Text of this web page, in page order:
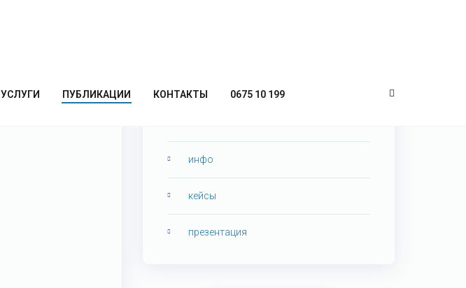
УСЛУГИ ПУБЛИКАЦИИ КОНТАКТЫ 0675 10 199
инфо
кейсы
презентация